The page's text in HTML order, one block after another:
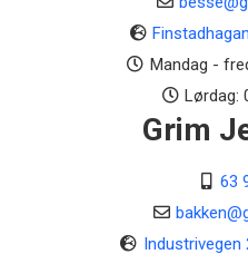
Mandag -
Lørdag:
Grim
63
Industrivegen